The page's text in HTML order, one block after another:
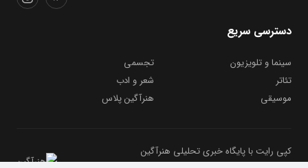
دسترسی سریع
سینما و تلویزیون
تجسمی
تئاتر
شعر و ادب
موسیقی
هنرآگین پلاس
کپی رایت با پایگاه خبری تحلیلی هنرآگین